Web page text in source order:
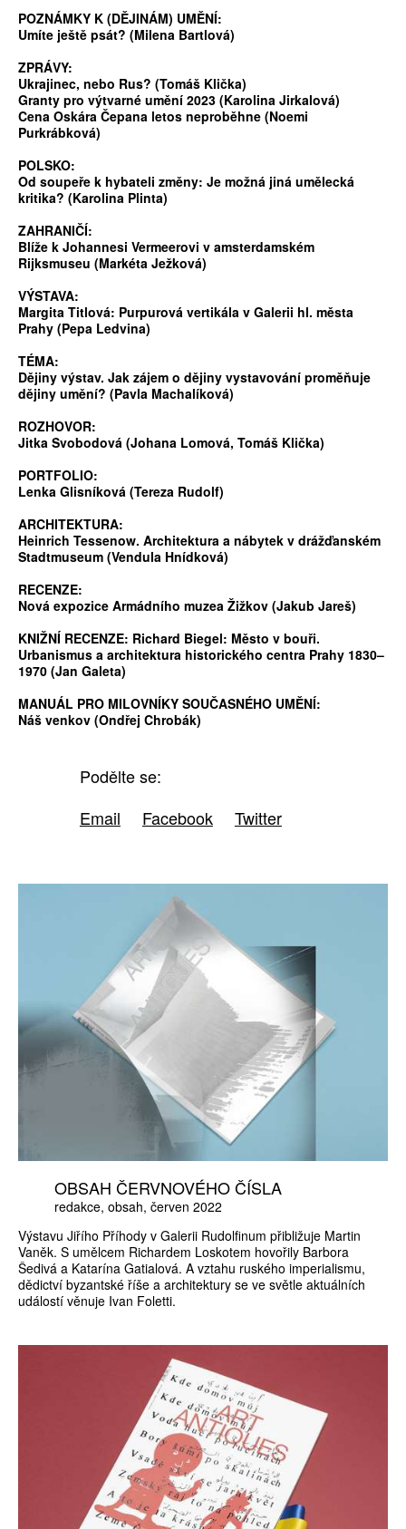
POZNÁMKY K (DĚJINÁM) UMĚNÍ:
Umíte ještě psát? (Milena Bartlová)
ZPRÁVY:
Ukrajinec, nebo Rus? (Tomáš Klička)
Granty pro výtvarné umění 2023 (Karolina Jirkalová)
Cena Oskára Čepana letos neproběhne (Noemi
Purkrábková)
POLSKO:
Od soupeře k hybateli změny: Je možná jiná umělecká
kritika? (Karolina Plinta)
ZAHRANIČÍ:
Blíže k Johannesi Vermeerovi v amsterdamském
Rijksmuseu (Markéta Ježková)
VÝSTAVA:
Margita Titlová: Purpurová vertikála v Galerii hl. města
Prahy (Pepa Ledvina)
TÉMA:
Dějiny výstav. Jak zájem o dějiny vystavování proměňuje
dějiny umění? (Pavla Machalíková)
ROZHOVOR:
Jitka Svobodová (Johana Lomová, Tomáš Klička)
PORTFOLIO:
Lenka Glisníková (Tereza Rudolf)
ARCHITEKTURA:
Heinrich Tessenow. Architektura a nábytek v drážďanském
Stadtmuseum (Vendula Hnídková)
RECENZE:
Nová expozice Armádního muzea Žižkov (Jakub Jareš)
KNIŽNÍ RECENZE: Richard Biegel: Město v bouři.
Urbanismus a architektura historického centra Prahy 1830–
1970 (Jan Galeta)
MANUÁL PRO MILOVNÍKY SOUČASNÉHO UMĚNÍ:
Náš venkov (Ondřej Chrobák)
Podělte se:
Email
Facebook Twitter
OBSAH ČERVNOVÉHO ČÍSLA
redakce obsah červen 2022
Výstavu Jiřího Příhody v Galerii Rudolfinum přibližuje Martin
Vaněk. S umělcem Richardem Loskotem hovořily Barbora
Šedivá a Katarína Gatialová. A vztahu ruského imperialismu,
dědictví byzantské říše a architektury se ve světle aktuálních
událostí věnuje Ivan Foletti.